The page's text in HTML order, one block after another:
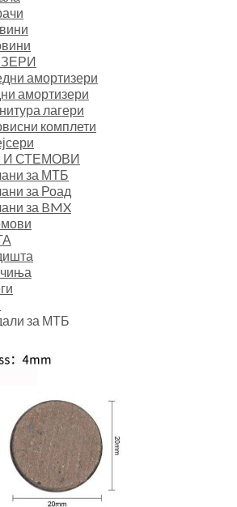
амортизери
амортизери
лагери
комплети
И СТЕМОВИ
за МТБ
за Роад
за BMX
за МТБ
е-велосипеди
за батерии